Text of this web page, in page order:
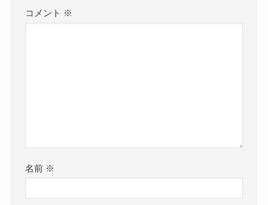
コメント ※
名前 ※